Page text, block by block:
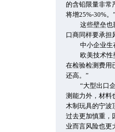
的含铅限量非常
将增25%-30%。”
这些壁垒也
口商同样要承担
中小企业生
欧美技术性
在检验检测费用
还高。”
“大型出口
测能力外，材料
木制玩具的宁波
过去更加慎重，
业而言风险也更